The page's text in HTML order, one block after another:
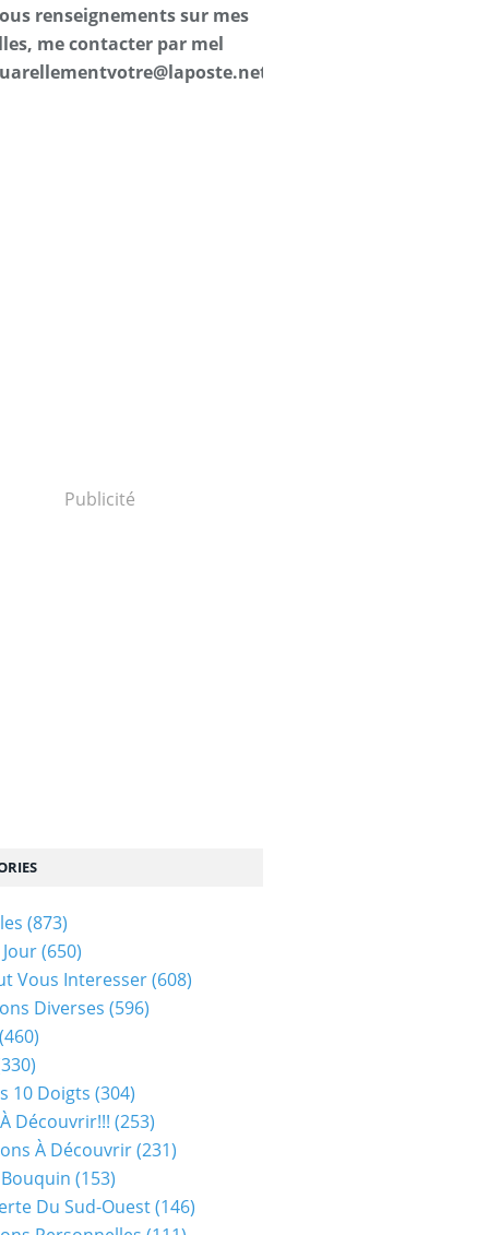
Publicité
(873)
(650)
Vous Interesser(608)
Diverses (596)
10 Doigts (304)
Découvrir!!! (253)
À Découvrir(231)
(153)
Du Sud-Ouest(146)
renseignements sur mes
me contacter par mel